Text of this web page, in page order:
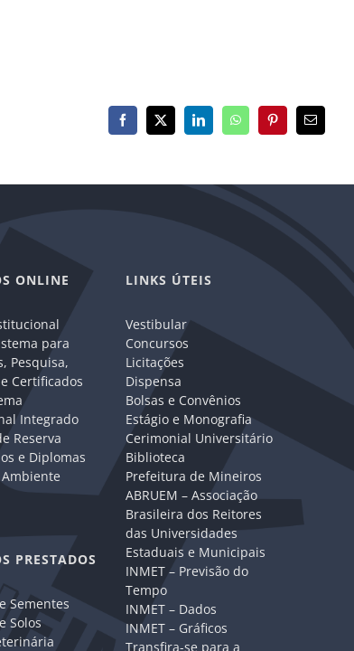
Facebook
X LinkedInWhatsAppPinterest
E-
mail
ONLINE
para
Pesquisa,
Certificados
Integrado
Reserva
e Diplomas
PRESTADOS
Sementes
Solos
LINKS ÚTEIS
Vestibular
Concursos
Licitações
Dispensa
Bolsas e Convênios
Estágio e Monografia
Cerimonial Universitário
Biblioteca
Prefeitura de Mineiros
ABRUEM – Associação
Brasileira dos Reitores
das Universidades
Estaduais e Municipais
INMET – Previsão do
Tempo
INMET – Dados
INMET – Gráficos
Transfira-se para a